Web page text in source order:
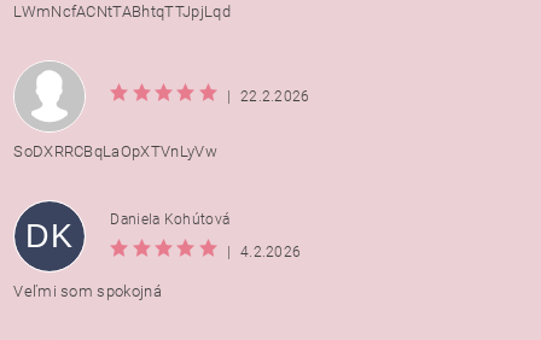
LWmNcfACNtTABhtqTTJpjLqd
| 22.2.2026
SoDXRRCBqLaOpXTVnLyVw
DK
Daniela Kohútová
|
4.2.2026
Veľmi som spokojná